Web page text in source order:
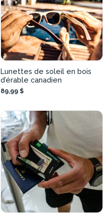
Lunettes de soleil en bois
d’érable canadien
89,99 $